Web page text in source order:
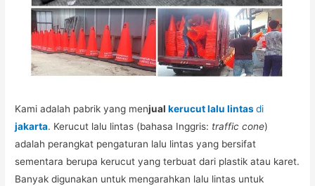
Kami adalah pabrik yang menjualkerucut lalu lintasdi
jakarta. Kerucut lalu lintas (bahasa Inggris: traffic cone)
adalah perangkat pengaturan lalu lintas yang bersifat
sementara berupa kerucut yang terbuat dari plastik atau karet.
Banyak digunakan untuk mengarahkan lalu lintas untuk